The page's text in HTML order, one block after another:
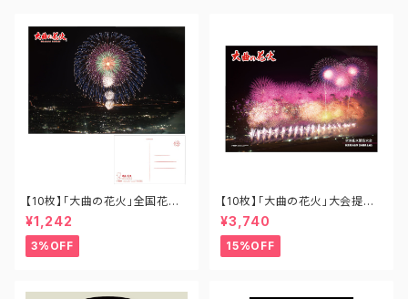
【10枚】「大曲の花火」全国花火
競技大会ポストカード「十号割
物花火バージョン」 PO-OH-0
02N
¥1,242
3%OFF
【10枚】「大曲の花火」大会提供
花火 あさきゆめみし B1-OH-0
01
¥3,740
15%OFF